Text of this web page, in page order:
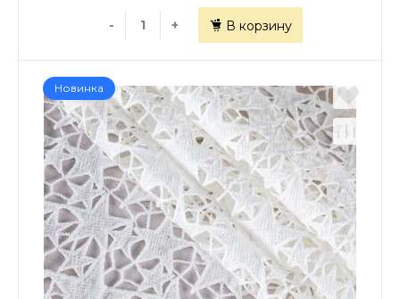
- + В корзину
Новинка